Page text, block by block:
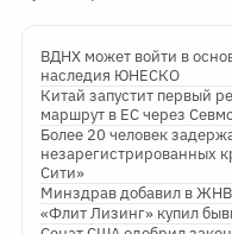
ВДНХ может войти в
наследия ЮНЕСКО
Китай запустит первый
маршрут в ЕС через
Более 20 человек
незарегистрированных
Сити»
Минздрав добавил в
«Флит Лизинг» купил